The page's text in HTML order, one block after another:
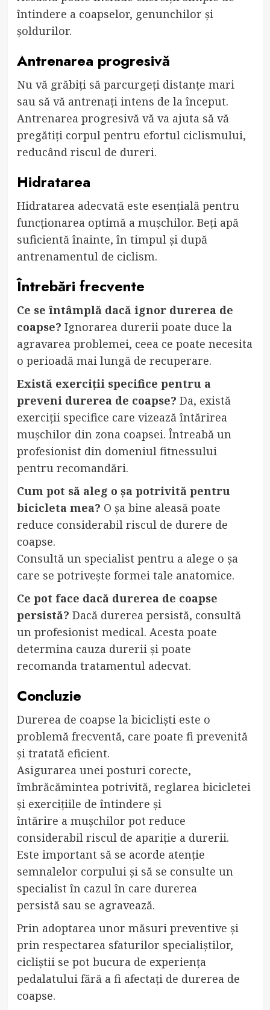
întindere a coapselor, genunchilor și
șoldurilor.
Antrenarea progresivă
Nu vă grăbiți să parcurgeți distanțe mari
sau să vă antrenați intens de la început.
Antrenarea progresivă vă va ajuta să vă
pregătiți corpul pentru efortul ciclismului,
reducând riscul de dureri.
Hidratarea
Hidratarea adecvată este esențială pentru
funcționarea optimă a mușchilor. Beți apă
suficientă înainte, în timpul și după
antrenamentul de ciclism.
Întrebări frecvente
Ce se întâmplă dacă ignor durerea de
coapse? Ignorarea durerii poate duce la
agravarea problemei, ceea ce poate necesita
o perioadă mai lungă de recuperare.
Există exerciții specifice pentru a
preveni durerea de coapse? Da, există
exerciții specifice care vizează întărirea
mușchilor din zona coapsei. Întreabă un
profesionist din domeniul fitnessului
pentru recomandări.
Cum pot să aleg o șa potrivită pentru
bicicleta mea? O șa bine aleasă poate
reduce considerabil riscul de durere de
coapse.
Consultă un specialist pentru a alege o șa
care se potrivește formei tale anatomice.
Ce pot face dacă durerea de coapse
persistă? Dacă durerea persistă, consultă
un profesionist medical. Acesta poate
determina cauza durerii și poate
recomanda tratamentul adecvat.
Concluzie
Durerea de coapse la bicicliști este o
problemă frecventă, care poate fi prevenită
și tratată eficient.
Asigurarea unei posturi corecte,
îmbrăcămintea potrivită, reglarea bicicletei
și exercițiile de întindere și
întărire a mușchilor pot reduce
considerabil riscul de apariție a durerii.
Este important să se acorde atenție
semnalelor corpului și să se consulte un
specialist în cazul în care durerea
persistă sau se agravează.
Prin adoptarea unor măsuri preventive și
prin respectarea sfaturilor specialiștilor,
cicliștii se pot bucura de experiența
pedalatului fără a fi afectați de durerea de
coapse.